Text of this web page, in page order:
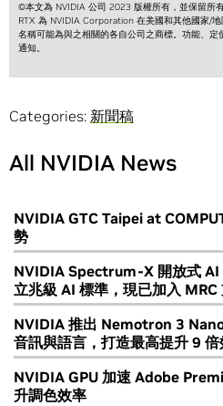
©本文為 NVIDIA 公司 2023 版權所有，並保留所
RTX 為 NVIDIA Corporation 在美國和其他國家/
名稱可能為與之相關的各自公司之商標。功能、
通知。
Categories: 新聞稿
All NVIDIA News
NVIDIA GTC Taipei at
勢
NVIDIA Spectrum-X 開放式 AI
立兆級 AI 標準，現已加入 MRC
NVIDIA 推出 Nemotron 3
音訊與語言，打造最高提升 9
NVIDIA GPU 加速 Adobe
升調色效率